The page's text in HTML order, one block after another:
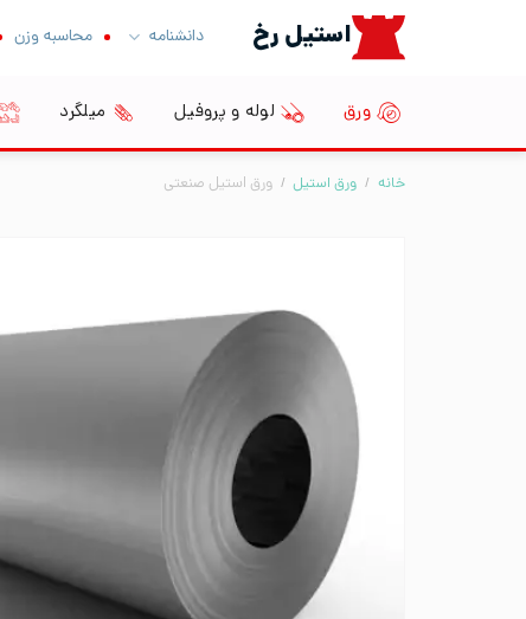
استیل رخ دانشنامه محاسبه وزن
ورق لوله و پروفیل میلگرد
خانه / ورق استیل / ورق استیل صنعتی